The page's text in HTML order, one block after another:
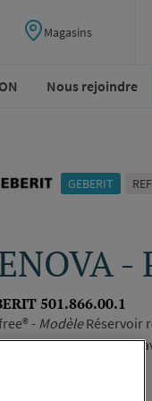
Magasins
Nous rejoindre
GEBERIT
-
501.866.00.1
- ModèleRéservoir
Abattant en duroplast